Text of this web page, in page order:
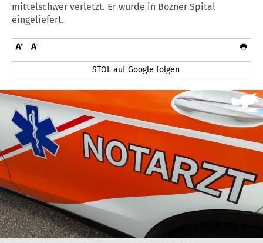
mittelschwer verletzt. Er wurde in Bozner Spital
eingeliefert.
STOL auf Google folgen